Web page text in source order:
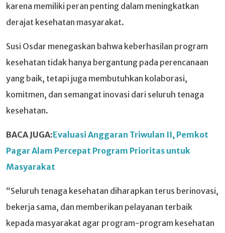
karena memiliki peran penting dalam meningkatkan
derajat kesehatan masyarakat.
Susi Osdar menegaskan bahwa keberhasilan program
kesehatan tidak hanya bergantung pada perencanaan
yang baik, tetapi juga membutuhkan kolaborasi,
komitmen, dan semangat inovasi dari seluruh tenaga
kesehatan.
BACA JUGA:Evaluasi Anggaran Triwulan II, Pemkot
Pagar Alam Percepat Program Prioritas untuk
Masyarakat
“Seluruh tenaga kesehatan diharapkan terus berinovasi,
bekerja sama, dan memberikan pelayanan terbaik
kepada masyarakat agar program-program kesehatan